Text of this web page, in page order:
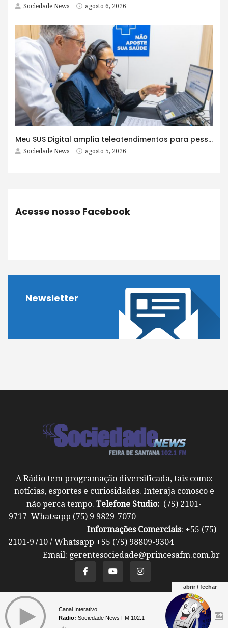
Sociedade News agosto 6, 2026
Meu SUS Digital amplia teleatendimentos para pessoas com problemas com jogos e apostas
Sociedade News agosto 5, 2026
Acesse nosso Facebook
Newsletter
A Rádio tem programação diversificada, tais como:
notícias, esportes e curiosidades. Interaja conosco e
não perca tempo. Telefone Studio: (75) 2101-
9717 Whatsapp (75) 9 9829-7070
Informações Comerciais: +55 (75)
2101-9710 / Whatsapp +55 (75) 98809-9304
Email: gerentesociedade@princesafm.com.br
Um site pertencente a Fundação Santo Antônio ©
Todos os direitos reservados.
abrir / fechar
Canal Interativo
Radio: Sociedade News FM 102.1